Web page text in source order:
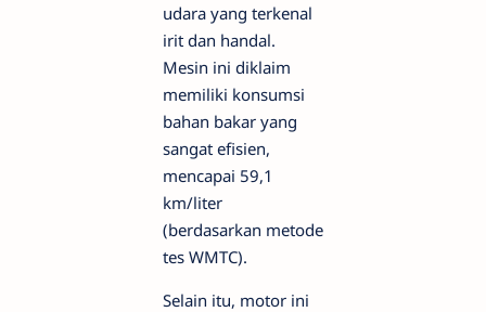
udara yang terkenal
irit dan handal.
Mesin ini diklaim
memiliki konsumsi
bahan bakar yang
sangat efisien,
mencapai 59,1
km/liter
(berdasarkan metode
tes WMTC).
Selain itu, motor ini